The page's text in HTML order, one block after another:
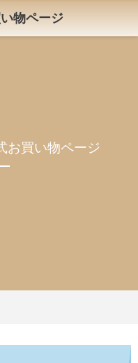
物ページ
お買い物ページ